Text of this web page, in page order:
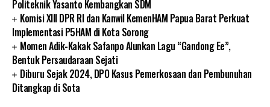
Politeknik Yasanto Kembangkan SDM
Komisi XIII DPR RI dan Kanwil KemenHAM Papua Barat Perkuat
Implementasi P5HAM di Kota Sorong
Momen Adik-Kakak Safanpo Alunkan Lagu “Gandong Ee”,
Bentuk Persaudaraan Sejati
Diburu Sejak 2024, DPO Kasus Pemerkosaan dan Pembunuhan
Ditangkap di Sota